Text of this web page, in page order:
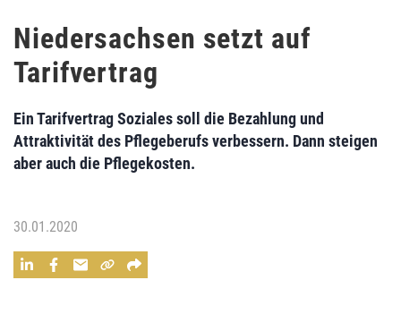
Niedersachsen setzt auf
Tarifvertrag
Ein Tarifvertrag Soziales soll die Bezahlung und
Attraktivität des Pflegeberufs verbessern. Dann steigen
aber auch die Pflegekosten.
30.01.2020